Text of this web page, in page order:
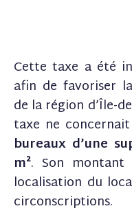
Cette taxe a été
afin de favoriser
de la région d’Île-
taxe ne
bureaux d’une
m². Son
localisation du
circonscriptions.